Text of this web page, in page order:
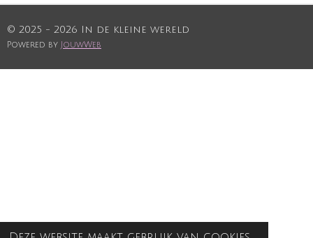
© 2025 - 2026 In de kleine wereld
Powered by JouwWeb